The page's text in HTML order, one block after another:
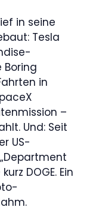
in seine
Tesla
Boring
in
–
Und: Seit
US-
DOGE. Ein